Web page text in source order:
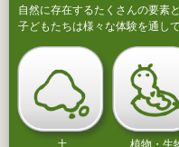
自然に存在するたくさんの要素
子どもたちは様々な体験を通し